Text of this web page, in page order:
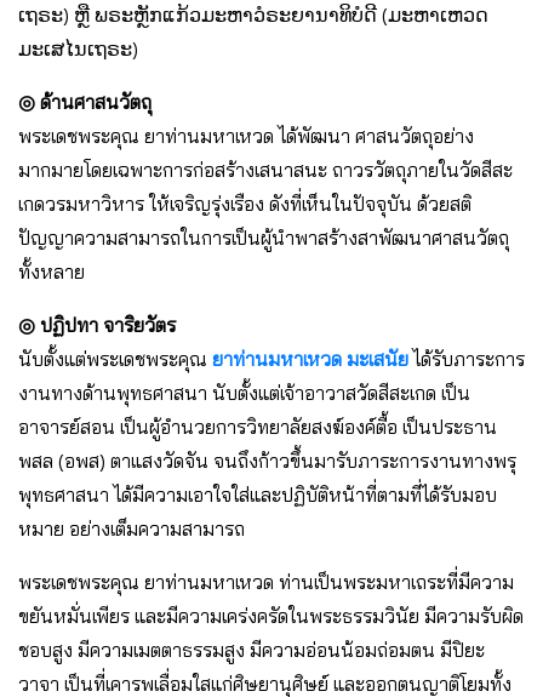
ເຖຣະ) ຫຼື ພຣະຫຼັກແກ້ວມະຫາວໍຣະຍານາທິບໍດີ (ມະຫາເຫວດ
ມະເສໄນເຖຣະ)
◎ ด้านศาสนวัตถุ
พระเดชพระคุณ ยาท่านมหาเหวด ได้พัฒนา ศาสนวัตถุอย่าง
มากมายโดยเฉพาะการก่อสร้างเสนาสนะ ถาวรวัตถุภายในวัดสีสะ
เกดวรมหาวิหาร ให้เจริญรุ่งเรือง ดังที่เห็นในปัจจุบัน ด้วยสติ
ปัญญาความสามารถในการเป็นผู้นำพาสร้างสาพัฒนาศาสนวัตถุ
ทั้งหลาย
◎ ปฏิปทา จาริยวัตร
นับตั้งแต่พระเดชพระคุณ ยาท่านมหาเหวด มะเสนัยได้รับภาระการ
งานทางด้านพุทธศาสนา นับตั้งแต่เจ้าอาวาสวัดสีสะเกด เป็น
อาจารย์สอน เป็นผู้อำนวยการวิทยาลัยสงฆ์องค์ตื้อ เป็นประธาน
พสล (อพส) ตาแสงวัดจัน จนถึงก้าวขึ้นมารับภาระการงานทางพรุ
พุทธศาสนา ได้มีความเอาใจใส่และปฏิบัติหน้าที่ตามที่ได้รับมอบ
หมาย อย่างเต็มความสามารถ
พระเดชพระคุณ ยาท่านมหาเหวด ท่านเป็นพระมหาเถระที่มีความ
ขยันหมั่นเพียร และมีความเคร่งครัดในพระธรรมวินัย มีความรับผิด
ชอบสูง มีความเมตตาธรรมสูง มีความอ่อนน้อมถ่อมตน มีปิยะ
วาจา เป็นที่เคารพเลื่อมใสแก่ศิษยานุศิษย์ และออกตนญาติโยมทั้ง